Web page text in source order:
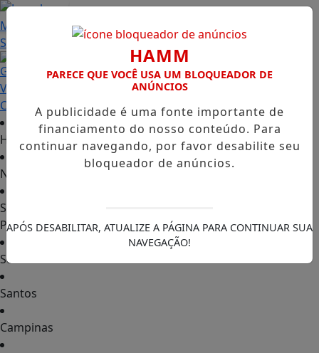
Home
Notícias
São
Paulo
Sorocaba
Santos
Campinas
HAMM
PARECE QUE VOCÊ USA UM BLOQUEADOR DE
ANÚNCIOS
A publicidade é uma fonte importante de
financiamento do nosso conteúdo. Para
continuar navegando, por favor desabilite seu
bloqueador de anúncios.
APÓS DESABILITAR, ATUALIZE A PÁGINA PARA CONTINUAR SUA
NAVEGAÇÃO!